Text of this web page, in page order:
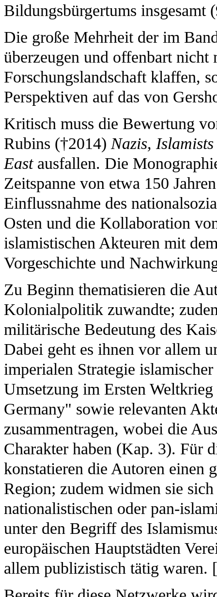
Bildungsbürgertums insgesamt
Die große Mehrheit der im
überzeugen und offenbart
Forschungslandschaft klaffen,
Perspektiven auf das von
Kritisch muss die Bewertung
Rubins (†2014) Nazis,
Eastausfallen. Die
Zeitspanne von etwa 150
Einflussnahme des
Osten und die Kollaboration
islamistischen Akteuren mit
Vorgeschichte und
Zu Beginn thematisieren die
Kolonialpolitik zuwandte;
militärische Bedeutung des
Dabei geht es ihnen vor allem
imperialen Strategie
Umsetzung im Ersten
Germany" sowie relevanten
zusammentragen, wobei die
Charakter haben (Kap. 3). Für
konstatieren die Autoren einen
Region; zudem widmen sie
nationalistischen oder pan-
unter den Begriff des
europäischen Hauptstädten
allem publizistisch tätig waren. [